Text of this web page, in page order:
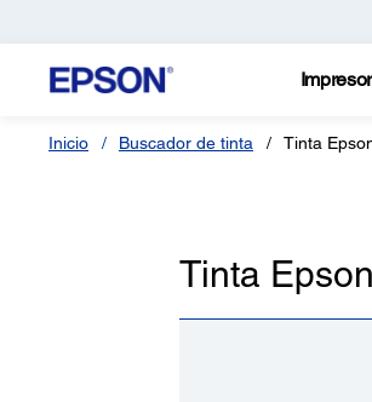
Inicio Buscador de tinta Tinta
Tinta